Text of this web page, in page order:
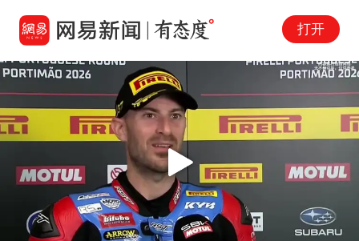
打开
Play